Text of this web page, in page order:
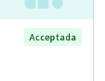
Acceptada